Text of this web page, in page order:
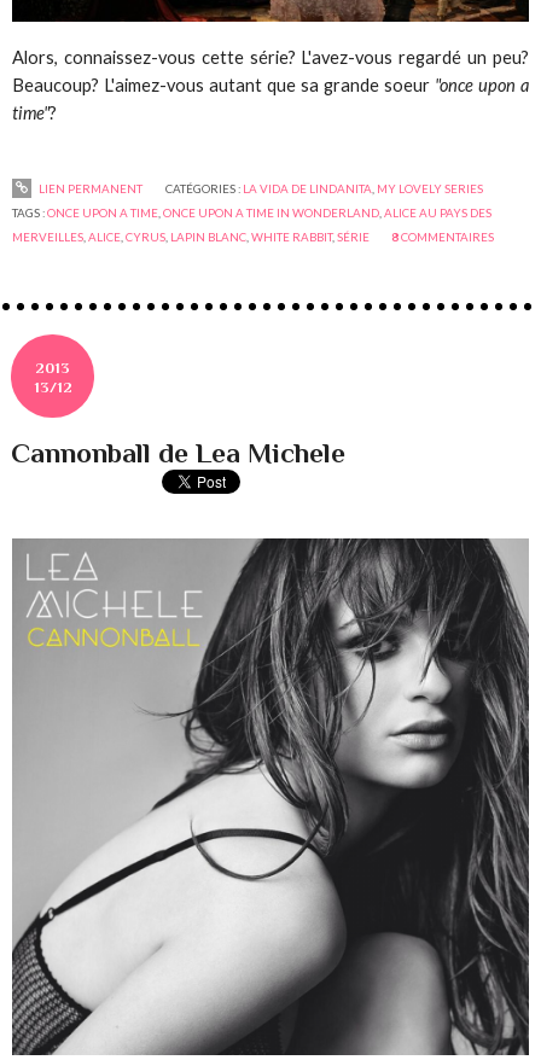
Alors, connaissez-vous cette série? L'avez-vous regardé un peu?
Beaucoup? L'aimez-vous autant que sa grande soeur "once upon a
time"?
LIEN PERMANENT CATÉGORIES : LA VIDA DE LINDANITA MY LOVELY SERIES
TAGS :ONCE UPON A TIME ,ONCE UPON A TIME IN WONDERLAND ,ALICE AU PAYS DES
MERVEILLES ,ALICE ,CYRUS LAPIN BLANC ,WHITE RABBIT,SÉRIE 8COMMENTAIRES
2013
13/12
Cannonball de Lea Michele